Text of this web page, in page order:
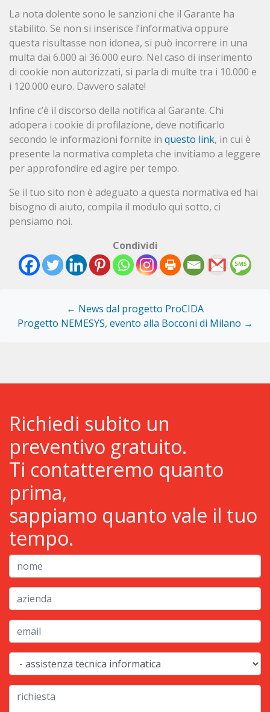
La nota dolente sono le sanzioni che il Garante ha
stabilito. Se non si inserisce l’informativa oppure
questa risultasse non idonea, si può incorrere in una
multa dai 6.000 ai 36.000 euro. Nel caso di inserimento
di cookie non autorizzati, si parla di multe tra i 10.000 e
i 120.000 euro. Davvero salate!
Infine c’è il discorso della notifica al Garante. Chi
adopera i cookie di profilazione, deve notificarlo
secondo le informazioni fornite in questo link, in cui è
presente la normativa completa che invitiamo a leggere
per approfondire ed agire per tempo.
Se il tuo sito non è adeguato a questa normativa ed hai
bisogno di aiuto, compila il modulo qui sotto, ci
pensiamo noi.
Condividi
← News dal progetto ProCIDA
Progetto NEMESYS, evento alla Bocconi di Milano →
Richiedi subito un
preventivo gratuito.
Ti contatteremo quanto
prima,
sappiamo quanto vale il tuo
tempo.